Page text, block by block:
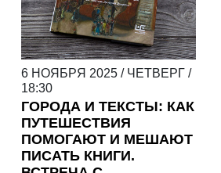
6 НОЯБРЯ 2025/ ЧЕТВЕРГ/
18:30
ГОРОДА И ТЕКСТЫ: КАК
ПУТЕШЕСТВИЯ
ПОМОГАЮТ И МЕШАЮТ
ПИСАТЬ КНИГИ.